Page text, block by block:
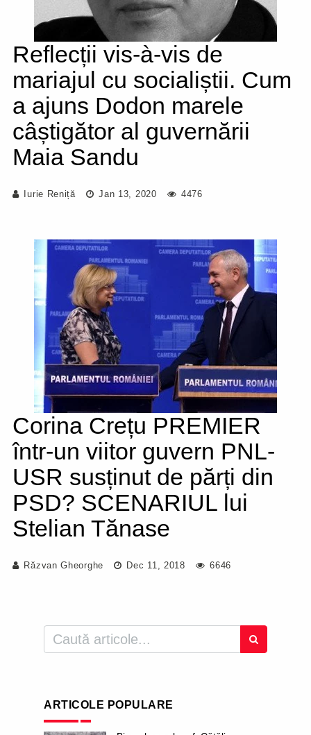
Reflecții vis-à-vis de
mariajul cu socialiștii. Cum
a ajuns Dodon marele
câștigător al guvernării
Maia Sandu
Iurie Reniță Jan 13, 2020 4476
Corina Crețu PREMIER
într-un viitor guvern PNL-
USR susținut de părți din
PSD? SCENARIUL lui
Stelian Tănase
Răzvan Gheorghe Dec 11, 2018 6646
ARTICOLE POPULARE